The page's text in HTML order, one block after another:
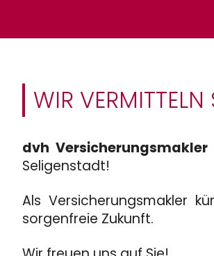
WIR
dvh
Seligenstadt!
Als Versicherungsmakler
sorgenfreie Zukunft.